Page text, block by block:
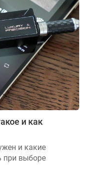
и как
и какие
при выборе